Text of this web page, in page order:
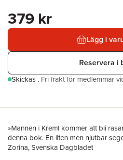
379 kr
Lägg i
Reservera i
Skickas . Fri frakt för medlemmar
»Mannen i Kreml kommer att bli
denna bok. En liten men njutbar
Zorina, Svenska Dagbladet